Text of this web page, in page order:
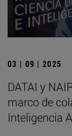
03 | 09 | 2025
DATAI y
marco de
Inteligencia